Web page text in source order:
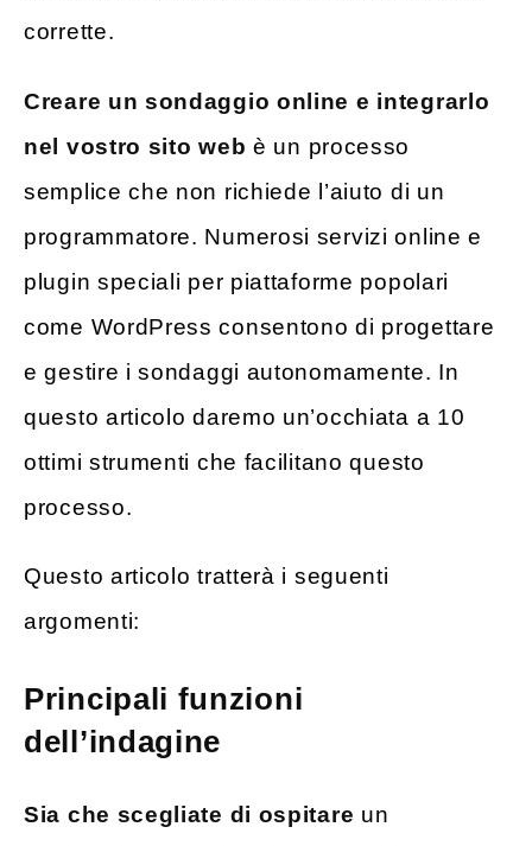
corrette.
Creare un sondaggio online e integrarlo
nel vostro sito web è un processo
semplice che non richiede l’aiuto di un
programmatore. Numerosi servizi online e
plugin speciali per piattaforme popolari
come WordPress consentono di progettare
e gestire i sondaggi autonomamente. In
questo articolo daremo un’occhiata a 10
ottimi strumenti che facilitano questo
processo.
Questo articolo tratterà i seguenti
argomenti:
Principali funzioni
dell’indagine
Sia che scegliate di ospitare un